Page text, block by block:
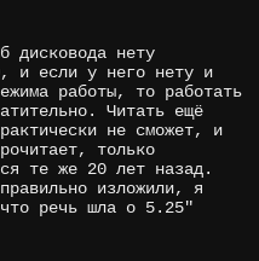
дисковода нету
и если у него нету и
работы, то работать
Читать ещё
не сможет, и
только
те же 20 лет назад.
изложили, я
речь шла о 5.25"